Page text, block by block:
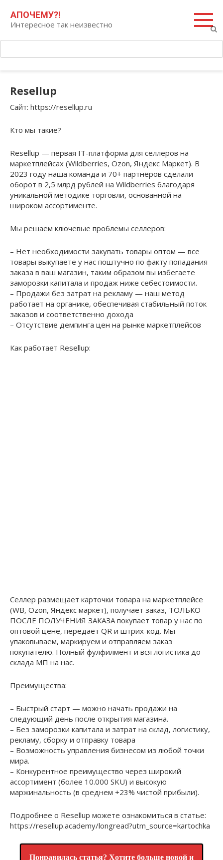
контенту
АПОЧЕМУ?!
Интересное так неизвестно
Resellup
Сайт: https://resellup.ru
Кто мы такие?
Resellup — первая IT-платформа для селлеров на
маркетплейсах (Wildberries, Ozon, Яндекс Маркет). В
2023 году наша команда и 70+ партнёров сделали
оборот в 2,5 млрд рублей на Wildberries благодаря
уникальной методике торговли, основанной на
широком ассортименте.
Мы решаем ключевые проблемы селлеров:
– Нет необходимости закупать товары оптом — все
товары выкупаете у нас поштучно по факту попадания
заказа в ваш магазин, таким образом вы избегаете
заморозки капитала и продаж ниже себестоимости.
– Продажи без затрат на рекламу — наш метод
работает на органике, обеспечивая стабильный поток
заказов и соответственно дохода
– Отсутствие демпинга цен на рынке маркетплейсов
Как работает Resellup:
Селлер размещает карточки товара на маркетплейсе
(WB, Ozon, Яндекс маркет), получает заказ, ТОЛЬКО
ПОСЛЕ ПОЛУЧЕНИЯ ЗАКАЗА покупает товар у нас по
оптовой цене, передаёт QR и штрих-код. Мы
упаковываем, маркируем и отправляем заказ
покупателю. Полный фулфилмент и вся логистика до
склада МП на нас.
Преимущества:
– Быстрый старт — можно начать продажи на
следующий день после открытия магазина.
– Без заморозки капитала и затрат на склад, логистику,
рекламу, сборку и отправку товара
– Возможность управления бизнесом из любой точки
мира.
– Конкурентное преимущество через широкий
ассортимент (более 10.000 SKU) и высокую
маржинальность (в среднем +23% чистой прибыли).
Подробнее о Resellup можете ознакомиться в статье:
https://resellup.academy/longread?utm_source=kartochka
Понравилась статья? Хотите больше новой и